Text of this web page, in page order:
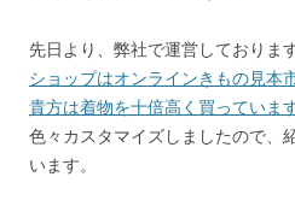
先日より、弊社で運営しておりま
ショップはオンラインきもの見本
貴方は着物を十倍高く買っていま
色々カスタマイズしましたので、
います。